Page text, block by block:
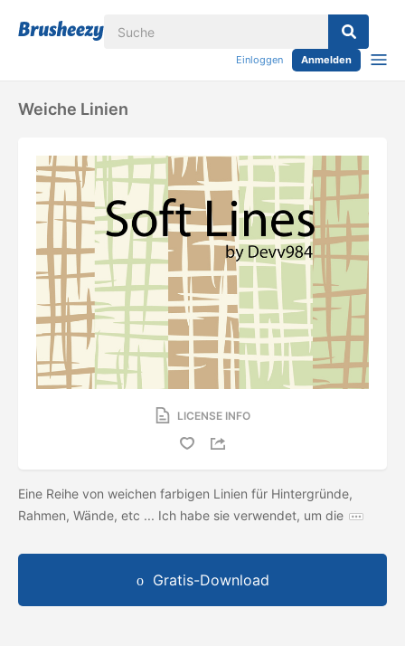
Einloggen Anmelden
Weiche Linien
LICENSE INFO
Eine Reihe von weichen farbigen Linien für Hintergründe,
Rahmen, Wände, etc ... Ich habe sie verwendet, um die
Gratis-Download